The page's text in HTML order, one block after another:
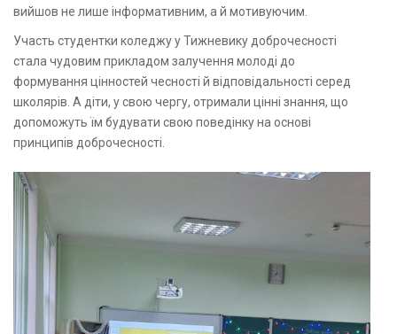
вийшов не лише інформативним, а й мотивуючим.
Участь студентки коледжу у Тижневику доброчесності
стала чудовим прикладом залучення молоді до
формування цінностей чесності й відповідальності серед
школярів. А діти, у свою чергу, отримали цінні знання, що
допоможуть їм будувати свою поведінку на основі
принципів доброчесності.